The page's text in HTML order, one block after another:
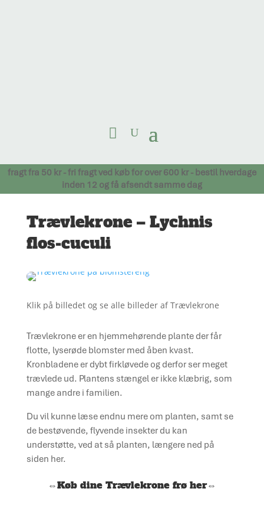
fragt fra 50 kr - fri fragt ved køb for over 600 kr - bestil hverdage
inden 12 og få afsendt samme dag
Trævlekrone – Lychnis
flos-cuculi
Klik på billedet og se alle billeder af Trævlekrone
Trævlekrone er en hjemmehørende plante der får
flotte, lyserøde blomster med åben kvast.
Kronbladene er dybt firkløvede og derfor ser meget
trævlede ud. Plantens stængel er ikke klæbrig, som
mange andre i familien.
Du vil kunne læse endnu mere om planten, samt se
de bestøvende, flyvende insekter du kan
understøtte, ved at så planten, længere ned på
siden her.
⇔Køb dine Trævlekrone frø her⇔